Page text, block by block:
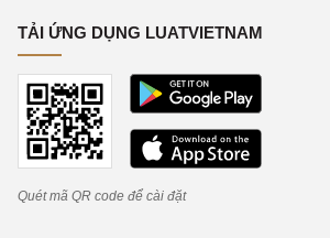
TẢI ỨNG DỤNG LUATVIETNAM
Quét mã QR code để cài đặt